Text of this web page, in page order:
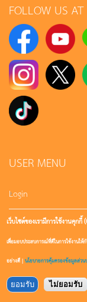
FOLLOW US AT
USER MENU
Login
Sign up
User account
เว็บไซต์ของเรามีการใช้งานคุกกี้
เพื่อมอบประสบการณ์ที่ดีในการใช้งานให้
อย่างดี |นโยบายการคุ้มครองข้อมูลส่ว
ยอมรับ ไม่ยอมรับ